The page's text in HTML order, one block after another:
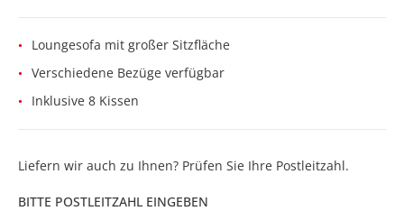
Loungesofa mit großer Sitzfläche
Verschiedene Bezüge verfügbar
Inklusive 8 Kissen
Liefern wir auch zu Ihnen? Prüfen Sie Ihre Postleitzahl.
BITTE POSTLEITZAHL EINGEBEN